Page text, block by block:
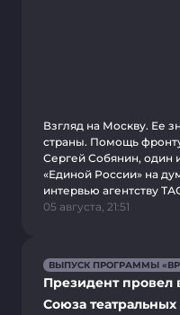
Взгляд на Москву. Ее
страны. Помощь
Сергей Собянин, один
«Единой России» на
интервью агентству
05 августа, 21:51
ВЫПУСК ПРОГРАММЫ
Президент провел
Союза